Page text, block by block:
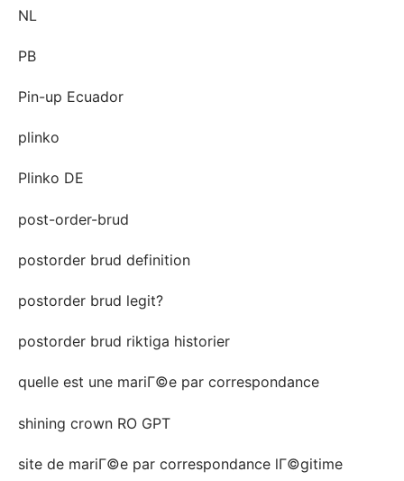
NL
PB
Pin-up Ecuador
plinko
Plinko DE
post-order-brud
postorder brud definition
postorder brud legit?
postorder brud riktiga historier
quelle est une mariГ©e par correspondance
shining crown RO GPT
site de mariГ©e par correspondance lГ©gitime